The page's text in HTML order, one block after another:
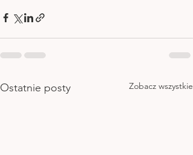
Ostatnie posty Zobacz wszystkie